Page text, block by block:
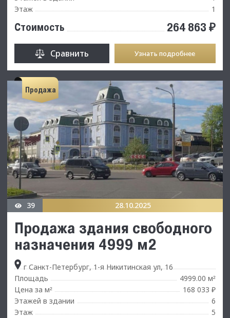
Этаж
1
Стоимость 264 863 ₽
Сравнить Узнать подробнее
Продажа
39 28.10.2025
Продажа здания свободного
назначения 4999 м2
г Санкт-Петербург, 1-я Никитинская ул, 16
Площадь
4999.00 м²
Цена за м²
168 033 ₽
Этажей в здании
6
Этаж
5